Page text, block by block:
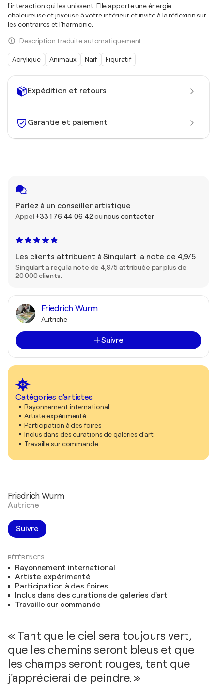
Expédition et retours
Garantie et paiement
Parlez à un conseiller artistique
Appel +33 1 76 44 06 42 ounous contacter
Les clients attribuent à Singulart la note de 4,9/5
Singulart a reçu la note de 4,9/5 attribuée par plus de
20 000 clients.
Friedrich Wurm
Autriche
Suivre
Catégories d'artistes
Rayonnement international
Artiste expérimenté
Participation à des foires
Inclus dans des curations de galeries d'art
Travaille sur commande
l'interaction qui les unissent. Elle apporte une énergie
chaleureuse et joyeuse à votre intérieur et invite à la réflexion sur
les contraires et l'harmonie.
Description traduite automatiquement.
Acrylique Animaux Naïf Figuratif
Friedrich Wurm
Autriche
Suivre
RÉFÉRENCES
Rayonnement international
Artiste expérimenté
Participation à des foires
Inclus dans des curations de galeries d'art
Travaille sur commande
« Tant que le ciel sera toujours vert,
que les chemins seront bleus et que
les champs seront rouges, tant que
j'apprécierai de peindre. »